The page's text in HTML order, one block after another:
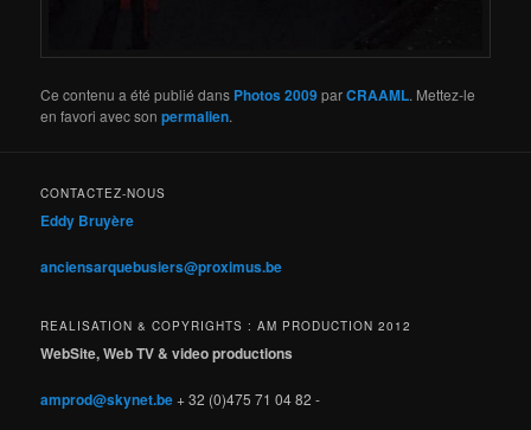
Ce contenu a été publié dans Photos 2009parCRAAML. Mettez-le
en favori avec sonpermalien.
CONTACTEZ-NOUS
Eddy Bruyère
anciensarquebusiers@proximus.be
REALISATION & COPYRIGHTS : AM PRODUCTION 2012
WebSite, Web TV & video productions
amprod@skynet.be+ 32 (0)475 71 04 82 -